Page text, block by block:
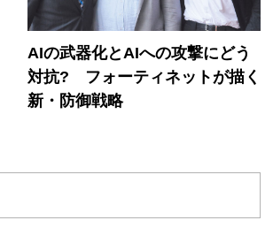
AIの武器化とAIへの攻撃にどう
対抗? フォーティネットが描く
新・防御戦略